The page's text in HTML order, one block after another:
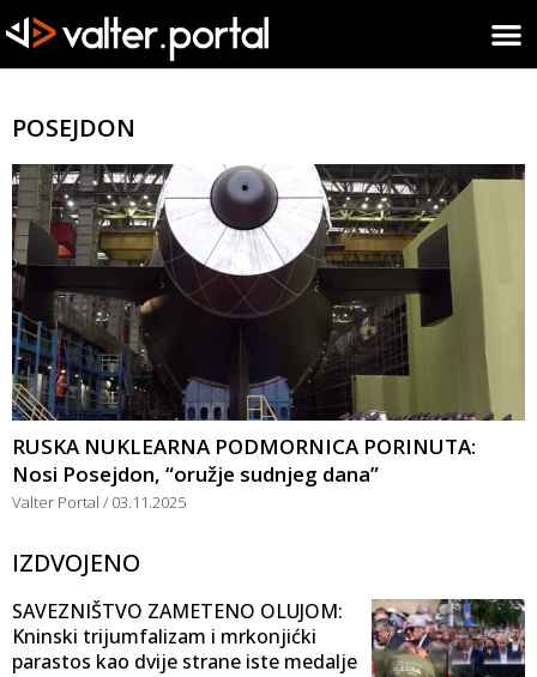
POSEJDON
RUSKA NUKLEARNA PODMORNICA PORINUTA:
Nosi Posejdon, “oružje sudnjeg dana”
Valter Portal 03.11.2025
IZDVOJENO
SAVEZNIŠTVO ZAMETENO OLUJOM:
Kninski trijumfalizam i mrkonjićki
parastos kao dvije strane iste medalje